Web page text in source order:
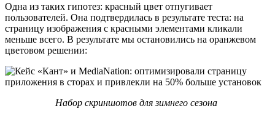
Одна из таких гипотез: красный цвет отпугивает
пользователей. Она подтвердилась в результате теста: на
страницу изображения с красными элементами кликали
меньше всего. В результате мы остановились на оранжевом
цветовом решении:
Набор скриншотов для зимнего сезона